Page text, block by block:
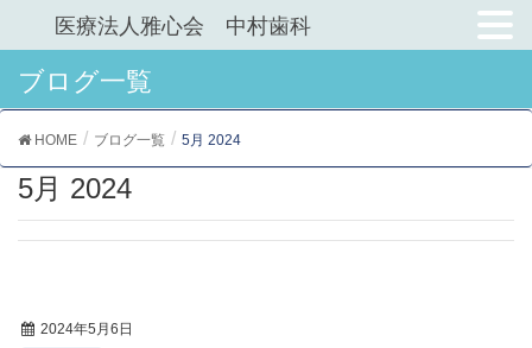
ブログ一覧
HOME ブログ一覧 5月 2024
5月 2024
2024年5月6日
医療法人雅心会 中村歯科